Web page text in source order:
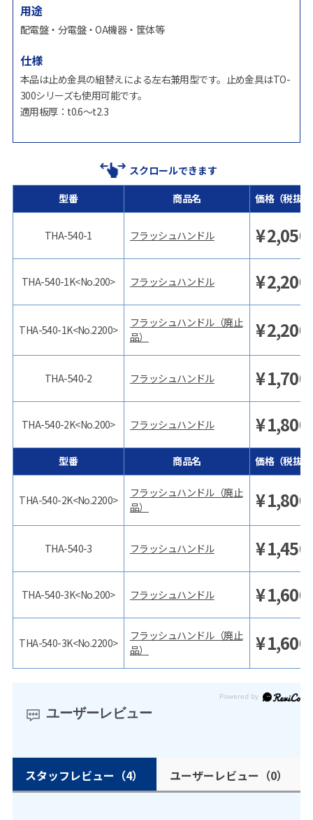
用途
配電盤・分電盤・OA機器・筐体等
仕様
本品は止め金具の組替えによる左右兼用型です。止め金具はTO-
300シリーズも使用可能です。
適用板厚：t0.6～t2.3
スクロールできます
型番
THA-540-1
THA-540-1K<No.200>
THA-540-1K<No.2200>
THA-540-2
THA-540-2K<No.200>
型番
THA-540-2K<No.2200>
THA-540-3
THA-540-3K<No.200>
THA-540-3K<No.2200>
商品名 価格（税抜）
フラッシュハンドル ¥2,050
フラッシュハンドル ¥2,200
フラッシュハンドル（廃止
品）
¥2,200
フラッシュハンドル ¥1,700
フラッシュハンドル ¥1,800
商品名 価格（税抜）
フラッシュハンドル（廃止
品）
¥1,800
フラッシュハンドル ¥1,450
フラッシュハンドル ¥1,600
フラッシュハンドル（廃止
品）
¥1,600
ユーザーレビュー
スタッフレビュー （4） ユーザーレビュー （0）